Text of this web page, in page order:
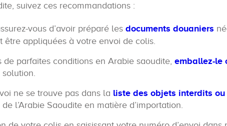
suivez ces recommandations :
vous d’avoir préparé les documents douaniers
être appliquées à votre envoi de colis.
parfaites conditions en Arabie saoudite, emballez-le
ne se trouve pas dans la liste des objets interdits
l’Arabie Saoudite en matière d’importation.